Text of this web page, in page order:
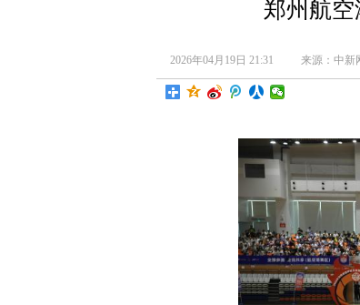
郑州航
2026年04月19日 21:31 来源：中新